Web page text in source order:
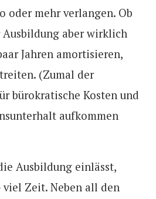
oder mehr verlangen. Ob
Ausbildung aber wirklich
Jahren amortisieren,
(Zumal der
bürokratische Kosten und
aufkommen
Ausbildung einlässt,
viel Zeit. Neben all den